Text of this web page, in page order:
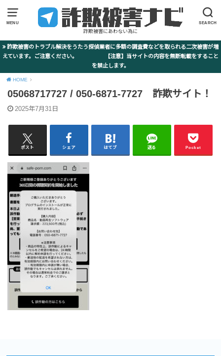
MENU SEARCH
詐欺被害にあわない為に
詐欺被害のトラブル解決をうたう探偵業者に多額の調査費などを取られる二次被害が増
えています。ご注意ください。 【注意】当サイトの内容を無断転載をすること
を禁止します。
HOME
05068717727 / 050-6871-7727 詐欺サイト！
2025年7月31日
ポスト シェア はてブ 送る Pocket